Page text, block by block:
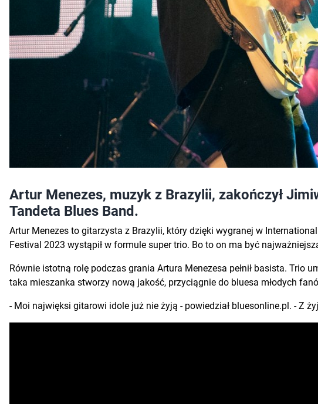
Artur Menezes, muzyk z Brazylii, zakończył
Tandeta Blues Band.
Artur Menezes to gitarzysta z Brazylii, który dzięki wygranej w
Festival 2023 wystąpił w formule super trio. Bo to on ma być
Równie istotną rolę podczas grania Artura Menezesa pełnił basista. Trio
taka mieszanka stworzy nową jakość, przyciągnie do bluesa młodych
- Moi najwięksi gitarowi idole już nie żyją - powiedział bluesonline.pl. - Z